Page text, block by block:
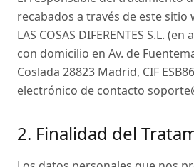
recabados a través de este sitio
LAS COSAS DIFERENTES S.L.
con domicilio en Av. de
Coslada 28823 Madrid, CIF
electrónico de contacto
2. Finalidad del